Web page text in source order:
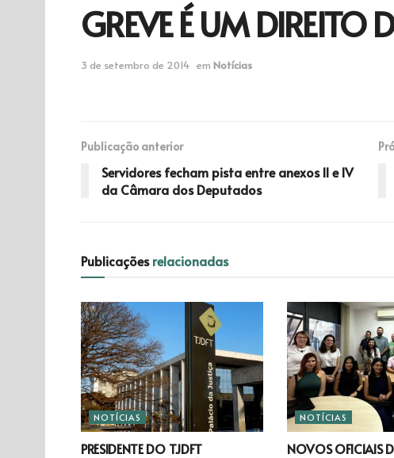
GREVE É UM DIREITO
3 de setembro de 2014 em Notícias
Publicação anterior
Servidores fecham pista entre anexos II e IV
da Câmara dos Deputados
Publicaçõesrelacionadas
NOTÍCIAS
PRESIDENTE DO TJDFT
NOTÍCIAS
NOVOS OFICIAIS